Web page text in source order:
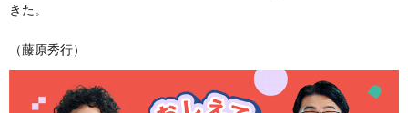
きた。
（藤原秀行）